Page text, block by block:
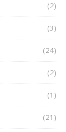
(2)
(3)
(24)
(2)
(1)
(21)